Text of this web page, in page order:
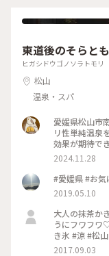
族、カップル
しぶりに家族
旅 #Myことりっぷ #写真 #愛媛 #松山 #動物園 #お出かけ #キリ
東道後のそらと
ヒガシドウゴノソラトモリ
松山
温泉・スパ
愛媛県松山市
リ性単純温泉
効果が期待で
どもあり 1日
日はゆっくり
じ大きさのお
♨️ 館内は、蛍
デトックスに
山 #東道後温
2024.11.28
#愛媛県 #お気
2019.05.10
大人の抹茶か
うにフワフワ
き氷 #涼 #松
2017.09.03